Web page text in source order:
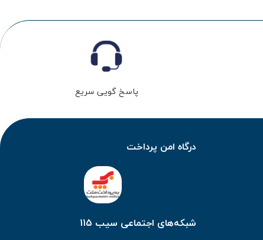
پاسخ گویی سریع
درگاه امن پرداخت
شبکه‌های اجتماعی سیب 115